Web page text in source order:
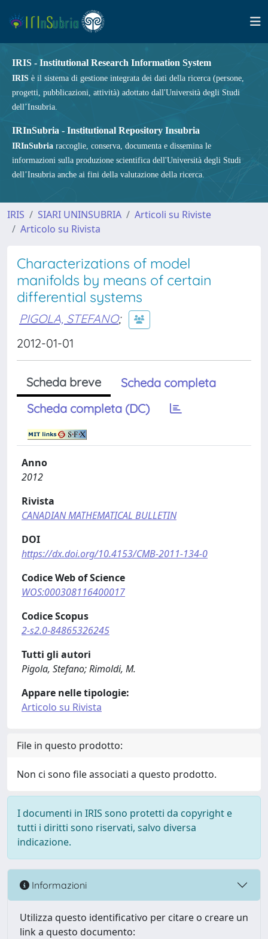
IRIS - Institutional Research Information System
IRIS è il sistema di gestione integrata dei dati della ricerca (persone,
progetti, pubblicazioni, attività) adottato dall'Università degli Studi
dell’Insubria.
IRInSubria - Institutional Repository Insubria
IRInSubria raccoglie, conserva, documenta e dissemina le
informazioni sulla produzione scientifica dell'Università degli Studi
dell’Insubria anche ai fini della valutazione della ricerca.
IRIS SIARI UNINSUBRIA
Articoli su Riviste
Articolo su Rivista
Characterizations of model
manifolds by means of certain
differential systems
PIGOLA, STEFANO;
2012-01-01
Scheda breve
Scheda completa
Scheda completa (DC)
Anno
2012
Rivista
CANADIAN MATHEMATICAL BULLETIN
DOI
https://dx.doi.org/10.4153/CMB-2011-134-0
Codice Web of Science
WOS:000308116400017
Codice Scopus
2-s2.0-84865326245
Tutti gli autori
Pigola, Stefano; Rimoldi, M.
Appare nelle tipologie:
Articolo su Rivista
File in questo prodotto:
Non ci sono file associati a questo prodotto.
I documenti in IRIS sono protetti da copyright e
tutti i diritti sono riservati, salvo diversa
indicazione.
Informazioni
Utilizza questo identificativo per citare o creare un
link a questo documento: